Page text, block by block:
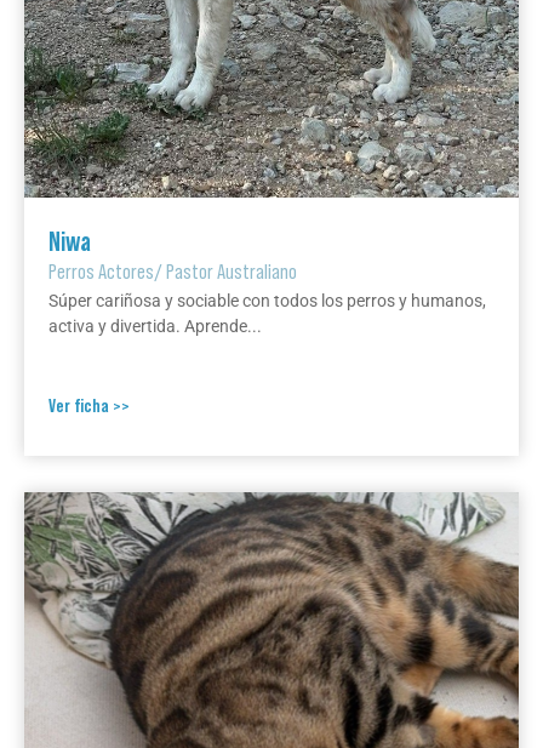
Niwa
Perros Actores/Pastor Australiano
Súper cariñosa y sociable con todos los perros y humanos,
activa y divertida. Aprende...
Ver ficha >>